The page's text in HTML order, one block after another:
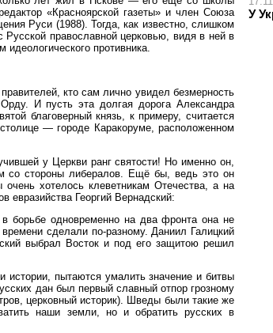
«Красноярской газеты» и член Союза
Руси (1988). Тогда, как известно, слишком
Русской православной церковью, видя в ней в
идеологического противника.
кто сам лично увидел безмерность
И пусть эта долгая дорога Александра
благоверный князь, к примеру, считается
— городе Каракоруме, расположенном
у Церкви ранг святости! Но именно он,
со стороны либералов. Ещё бы, ведь это он
хотелось клеветникам Отечества, а на
евразийства Георгий Вернадский:
в борьбе одновременно на два фронта она не
сделали по-разному. Даниил Галицкий
выбрал Восток и под его защитою решил
истории, пытаются умалить значение и битвы
дан был первый славный отпор грозному
церковный историк). Шведы были такие же
наши земли, но и обратить русских в
У